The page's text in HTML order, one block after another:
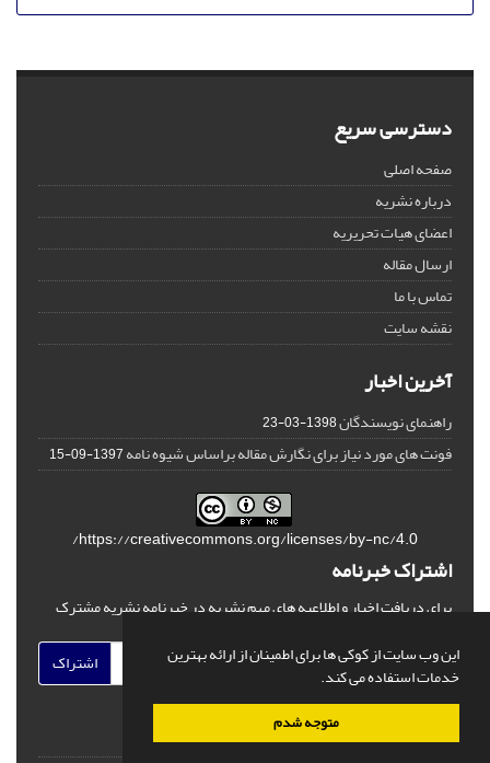
این وب سایت از کوکی ها برای اطمینان از ارائه بهترین
خدمات استفاده می کند.
متوجه شدم
دسترسی سریع
صفحه اصلی
درباره نشریه
اعضای هیات تحریریه
ارسال مقاله
تماس با ما
نقشه سایت
آخرین اخبار
راهنمای نویسندگان1398-03-23
فونت های مورد نیاز برای نگارش مقاله براساس شیوه نامه1397-09-15
https://creativecommons.org/licenses/by-nc/4.0/
اشتراک خبرنامه
برای دریافت اخبار و اطلاعیه های مهم نشریه در خبرنامه نشریه مشترک
اشتراک